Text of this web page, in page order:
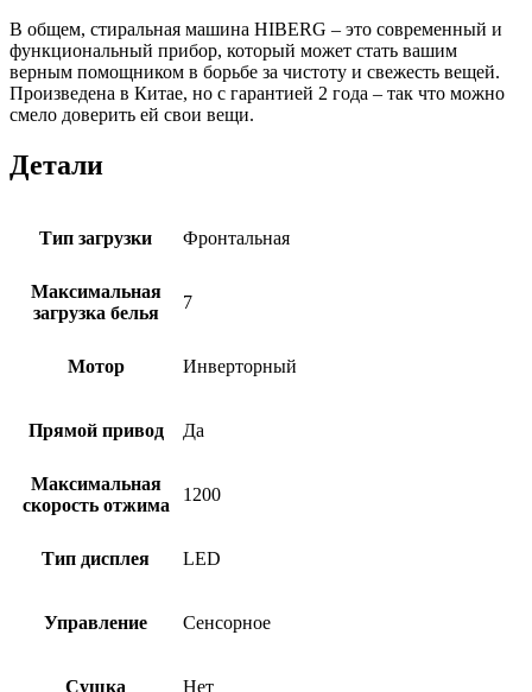
В общем, стиральная машина HIBERG – это современный и
функциональный прибор, который может стать вашим
верным помощником в борьбе за чистоту и свежесть вещей.
Произведена в Китае, но с гарантией 2 года – так что можно
смело доверить ей свои вещи.
Детали
Тип загрузки Фронтальная
Максимальная
загрузка белья
7
Мотор Инверторный
Прямой привод Да
Максимальная
скорость отжима
1200
Тип дисплея LED
Управление Сенсорное
Сушка Нет